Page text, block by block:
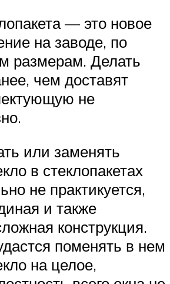
— это новое
на заводе, по
размерам. Делать
чем доставят
не
или заменять
в стеклопакетах
не практикуется,
и также
конструкция.
поменять в нем
на целое,